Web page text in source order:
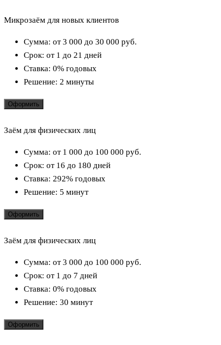
Микрозаём для новых клиентов
Сумма: от 3 000 до 30 000 руб.
Срок: от 1 до 21 дней
Ставка: 0% годовых
Решение: 2 минуты
Оформить
Заём для физических лиц
Сумма: от 1 000 до 100 000 руб.
Срок: от 16 до 180 дней
Ставка: 292% годовых
Решение: 5 минут
Оформить
Заём для физических лиц
Сумма: от 3 000 до 100 000 руб.
Срок: от 1 до 7 дней
Ставка: 0% годовых
Решение: 30 минут
Оформить